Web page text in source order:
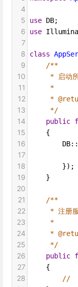
4
5
use DB;
6 use
7
8
class
9 /**
10 * 启动
11 *
12 *
13 */
14 public
15
    {
16 DB::
17
18
        });
19
    }
20
21
/**
22 * 注册
23 *
24 *
25 */
26 public
27
    {
28 //